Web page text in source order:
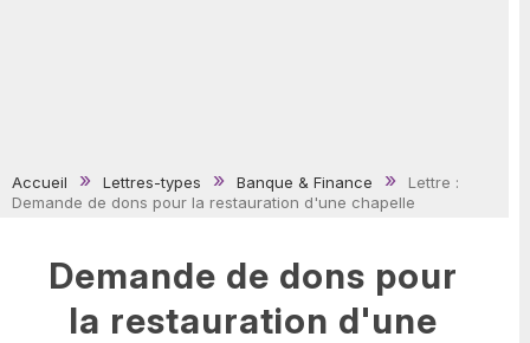
Accueil Lettres-types Banque & Finance
Lettre :
Demande de dons pour la restauration d'une chapelle
Demande de dons pour
la restauration d'une